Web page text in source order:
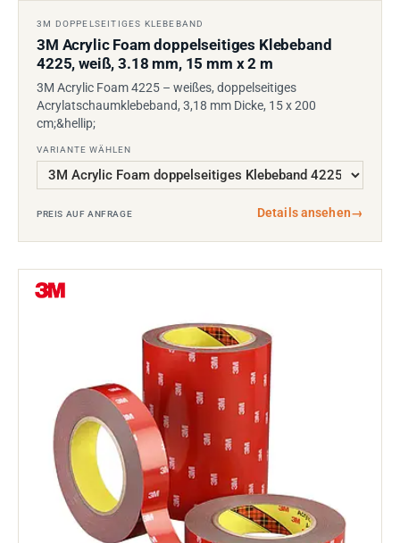
3M DOPPELSEITIGES KLEBEBAND
3M Acrylic Foam doppelseitiges Klebeband
4225, weiß, 3.18 mm, 15 mm x 2 m
3M Acrylic Foam 4225 – weißes, doppelseitiges
Acrylatschaumklebeband, 3,18 mm Dicke, 15 x 200
cm;&hellip;
VARIANTE WÄHLEN
PREIS AUF ANFRAGE Details ansehen→